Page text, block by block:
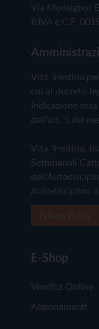
Via Monsignor
P.IVA e C.F.
Vita Trentina
cui al decreto
Indicazione
dell'art. 5 del
Vita Trentina,
Settimanali
Autodisciplina
E-Shop
Vendita Online
Abbonamenti